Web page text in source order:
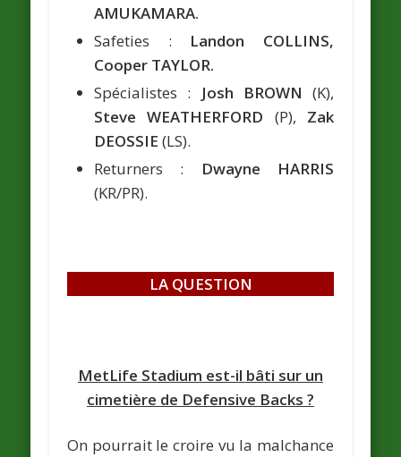
AMUKAMARA.
Safeties : Landon COLLINS,
Cooper TAYLOR.
Spécialistes :
Josh BROWN (K),
Steve WEATHERFORD (P), Zak
DEOSSIE (LS).
Returners : Dwayne HARRIS
(KR/PR).
LA QUESTION
MetLife Stadium est-il bâti sur un
cimetière de Defensive Backs ?
On pourrait le croire vu la malchance